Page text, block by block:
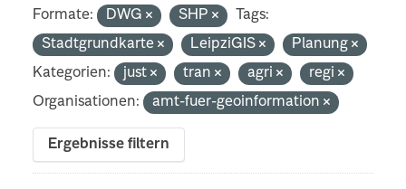
Formate: DWG SHP
Tags:
Stadtgrundkarte
LeipziGIS
Planung
Kategorien:
just tran agri
regi
Organisationen:
amt-fuer-geoinformation
Ergebnisse filtern